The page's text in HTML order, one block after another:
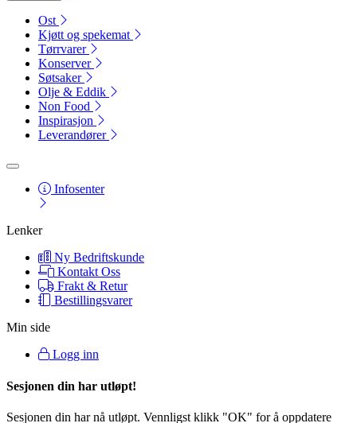
Ost
Kjøtt og spekemat
Tørrvarer
Konserver
Søtsaker
Olje & Eddik
Non Food
Inspirasjon
Leverandører
Infosenter
Lenker
Ny Bedriftskunde
Kontakt Oss
Frakt & Retur
Bestillingsvarer
Min side
Logg inn
Sesjonen din har utløpt!
Sesjonen din har nå utløpt. Vennligst klikk "OK" for å oppdatere